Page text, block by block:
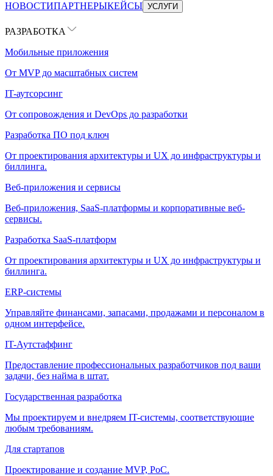
НОВОСТИПАРТНЕРЫКЕЙСЫ УСЛУГИ
РАЗРАБОТКА
Мобильные приложения
От MVP до масштабных систем
IT-аутсорсинг
От сопровождения и DevOps до разработки
Разработка ПО под ключ
От проектирования архитектуры и UX до инфраструктуры и
биллинга.
Веб-приложения и сервисы
Веб-приложения, SaaS-платформы и корпоративные веб-
сервисы.
Разработка SaaS-платформ
От проектирования архитектуры и UX до инфраструктуры и
биллинга.
ERP-системы
Управляйте финансами, запасами, продажами и персоналом в
одном интерфейсе.
IT-Аутстаффинг
Предоставление профессиональных разработчиков под ваши
задачи, без найма в штат.
Государственная разработка
Мы проектируем и внедряем IT-системы, соответствующие
любым требованиям.
Для стартапов
Проектирование и создание MVP, PoC.